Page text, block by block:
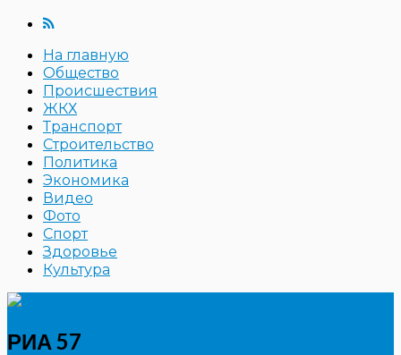
На главную
Общество
Происшествия
ЖКХ
Транспорт
Строительство
Политика
Экономика
Видео
Фото
Спорт
Здоровье
Культура
РИА 57